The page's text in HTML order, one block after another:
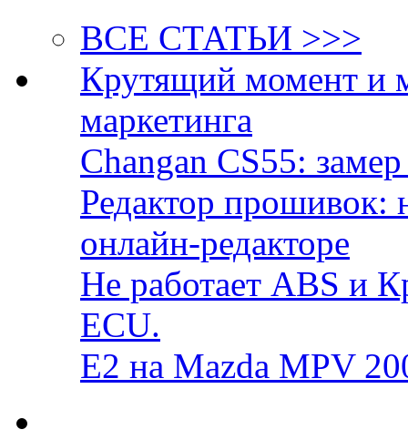
ВСЕ СТАТЬИ >>>
Крутящий момент и
маркетинга
Changan CS55:
Редактор прошивок:
онлайн-редакторе
Не работает ABS и
ECU.
E2 на Mazda MPV